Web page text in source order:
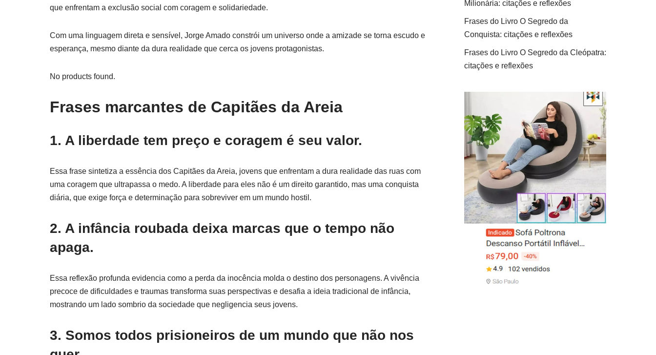
que enfrentam a exclusão social com coragem e solidariedade.
Com uma linguagem direta e sensível, Jorge Amado constrói um universo onde a amizade se torna escudo e
esperança, mesmo diante da dura realidade que cerca os jovens protagonistas.
No products found.
Frases marcantes de Capitães da Areia
1. A liberdade tem preço e coragem é seu valor.
Essa frase sintetiza a essência dos Capitães da Areia, jovens que enfrentam a dura realidade das ruas com
uma coragem que ultrapassa o medo. A liberdade para eles não é um direito garantido, mas uma conquista
diária, que exige força e determinação para sobreviver em um mundo hostil.
2. A infância roubada deixa marcas que o tempo não
apaga.
Essa reflexão profunda evidencia como a perda da inocência molda o destino dos personagens. A vivência
precoce de dificuldades e traumas transforma suas perspectivas e desafia a ideia tradicional de infância,
mostrando um lado sombrio da sociedade que negligencia seus jovens.
3. Somos todos prisioneiros de um mundo que não nos
Milionária: citações e reflexões
Frases do Livro O Segredo da
Conquista: citações e reflexões
Frases do Livro O Segredo da Cleópatra:
citações e reflexões